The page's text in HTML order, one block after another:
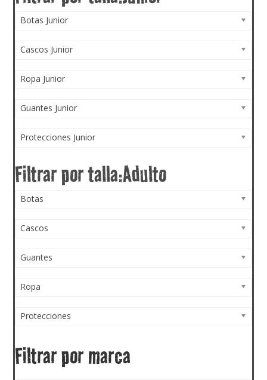
Botas Junior
Cascos Junior
Ropa Junior
Guantes Junior
Protecciones Junior
Botas
Cascos
Guantes
Ropa
Protecciones
Filtrar por marca